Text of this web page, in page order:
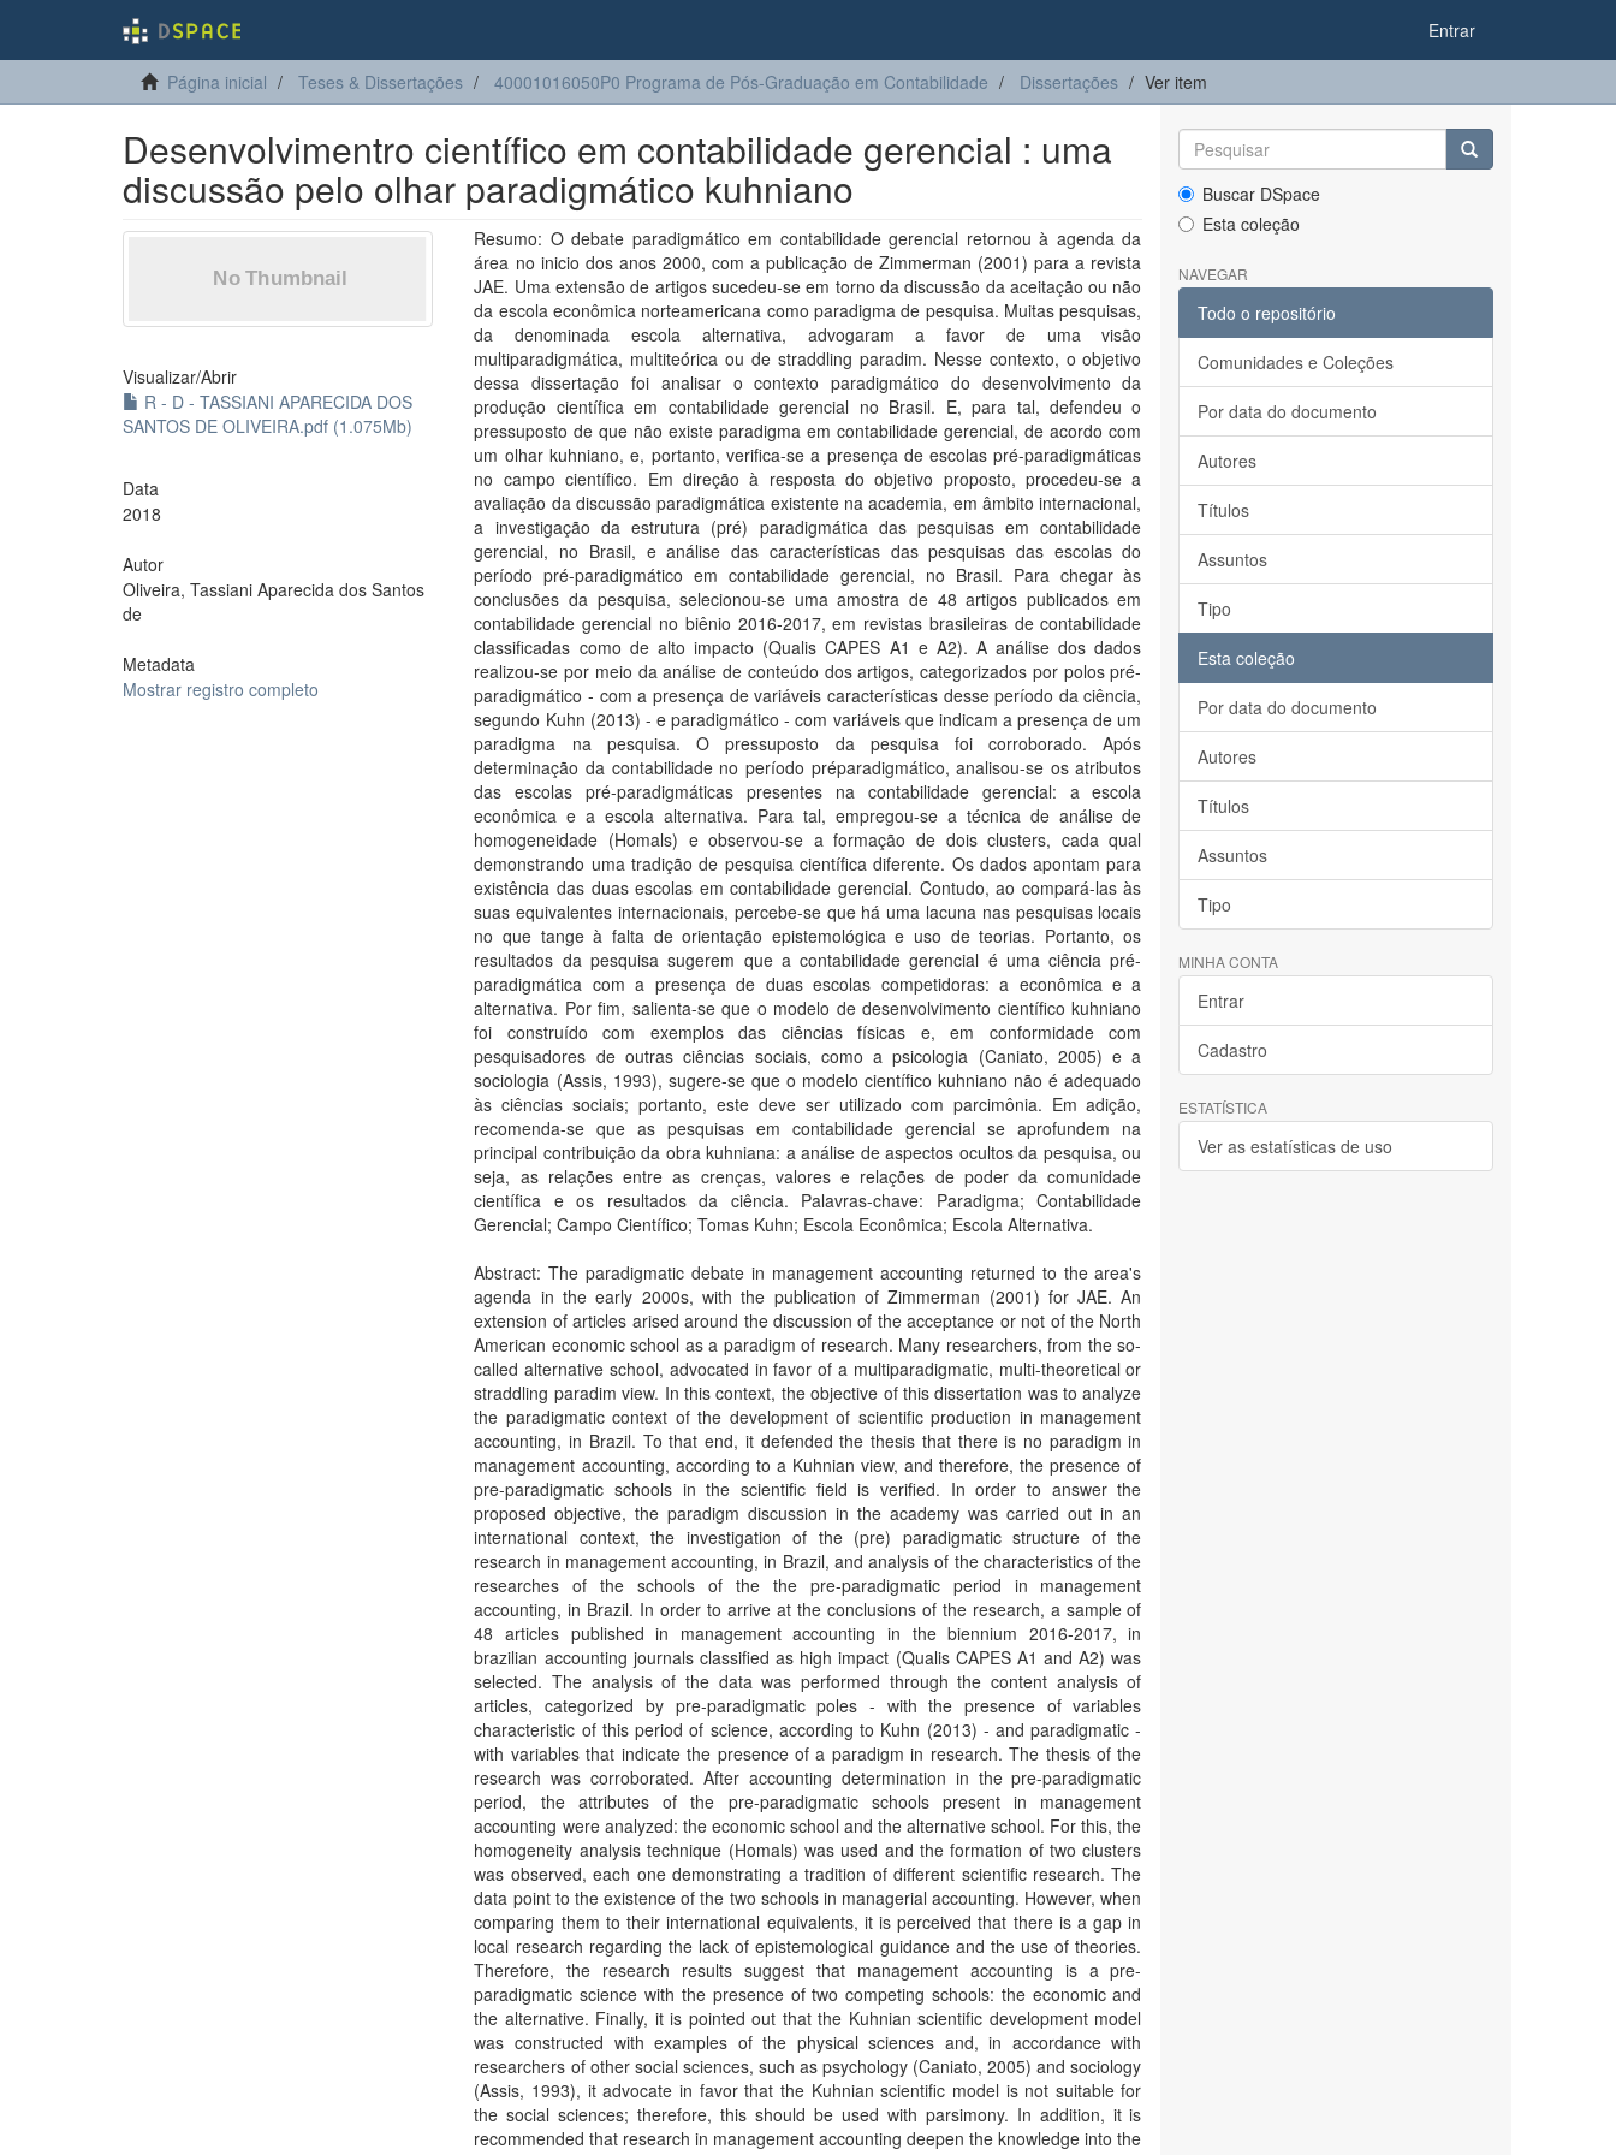
Entrar
Página inicial Teses & Dissertações 40001016050P0 Programa de Pós-Graduação em Contabilidade Dissertações Ver item
Desenvolvimentro científico em contabilidade gerencial : uma
discussão pelo olhar paradigmático kuhniano
Visualizar/Abrir
R - D - TASSIANI APARECIDA DOS
SANTOS DE OLIVEIRA.pdf (1.075Mb)
Data
2018
Autor
Oliveira, Tassiani Aparecida dos Santos
de
Metadata
Mostrar registro completo
Resumo: O debate paradigmático em contabilidade gerencial retornou à agenda da
área no inicio dos anos 2000, com a publicação de Zimmerman (2001) para a revista
JAE. Uma extensão de artigos sucedeu-se em torno da discussão da aceitação ou não
da escola econômica norteamericana como paradigma de pesquisa. Muitas pesquisas,
da denominada escola alternativa, advogaram a favor de uma visão
multiparadigmática, multiteórica ou de straddling paradim. Nesse contexto, o objetivo
dessa dissertação foi analisar o contexto paradigmático do desenvolvimento da
produção científica em contabilidade gerencial no Brasil. E, para tal, defendeu o
pressuposto de que não existe paradigma em contabilidade gerencial, de acordo com
um olhar kuhniano, e, portanto, verifica-se a presença de escolas pré-paradigmáticas
no campo científico. Em direção à resposta do objetivo proposto, procedeu-se a
avaliação da discussão paradigmática existente na academia, em âmbito internacional,
a investigação da estrutura (pré) paradigmática das pesquisas em contabilidade
gerencial, no Brasil, e análise das características das pesquisas das escolas do
período pré-paradigmático em contabilidade gerencial, no Brasil. Para chegar às
conclusões da pesquisa, selecionou-se uma amostra de 48 artigos publicados em
contabilidade gerencial no biênio 2016-2017, em revistas brasileiras de contabilidade
classificadas como de alto impacto (Qualis CAPES A1 e A2). A análise dos dados
realizou-se por meio da análise de conteúdo dos artigos, categorizados por polos pré-
paradigmático - com a presença de variáveis características desse período da ciência,
segundo Kuhn (2013) - e paradigmático - com variáveis que indicam a presença de um
paradigma na pesquisa. O pressuposto da pesquisa foi corroborado. Após
determinação da contabilidade no período préparadigmático, analisou-se os atributos
das escolas pré-paradigmáticas presentes na contabilidade gerencial: a escola
econômica e a escola alternativa. Para tal, empregou-se a técnica de análise de
homogeneidade (Homals) e observou-se a formação de dois clusters, cada qual
demonstrando uma tradição de pesquisa científica diferente. Os dados apontam para
existência das duas escolas em contabilidade gerencial. Contudo, ao compará-las às
suas equivalentes internacionais, percebe-se que há uma lacuna nas pesquisas locais
no que tange à falta de orientação epistemológica e uso de teorias. Portanto, os
resultados da pesquisa sugerem que a contabilidade gerencial é uma ciência pré-
paradigmática com a presença de duas escolas competidoras: a econômica e a
alternativa. Por fim, salienta-se que o modelo de desenvolvimento científico kuhniano
foi construído com exemplos das ciências físicas e, em conformidade com
pesquisadores de outras ciências sociais, como a psicologia (Caniato, 2005) e a
sociologia (Assis, 1993), sugere-se que o modelo científico kuhniano não é adequado
às ciências sociais; portanto, este deve ser utilizado com parcimônia. Em adição,
recomenda-se que as pesquisas em contabilidade gerencial se aprofundem na
principal contribuição da obra kuhniana: a análise de aspectos ocultos da pesquisa, ou
seja, as relações entre as crenças, valores e relações de poder da comunidade
científica e os resultados da ciência. Palavras-chave: Paradigma; Contabilidade
Gerencial; Campo Científico; Tomas Kuhn; Escola Econômica; Escola Alternativa.
Abstract: The paradigmatic debate in management accounting returned to the area's
agenda in the early 2000s, with the publication of Zimmerman (2001) for JAE. An
extension of articles arised around the discussion of the acceptance or not of the North
American economic school as a paradigm of research. Many researchers, from the so-
called alternative school, advocated in favor of a multiparadigmatic, multi-theoretical or
straddling paradim view. In this context, the objective of this dissertation was to analyze
the paradigmatic context of the development of scientific production in management
accounting, in Brazil. To that end, it defended the thesis that there is no paradigm in
management accounting, according to a Kuhnian view, and therefore, the presence of
pre-paradigmatic schools in the scientific field is verified. In order to answer the
proposed objective, the paradigm discussion in the academy was carried out in an
international context, the investigation of the (pre) paradigmatic structure of the
research in management accounting, in Brazil, and analysis of the characteristics of the
researches of the schools of the the pre-paradigmatic period in management
accounting, in Brazil. In order to arrive at the conclusions of the research, a sample of
48 articles published in management accounting in the biennium 2016-2017, in
brazilian accounting journals classified as high impact (Qualis CAPES A1 and A2) was
selected. The analysis of the data was performed through the content analysis of
articles, categorized by pre-paradigmatic poles - with the presence of variables
characteristic of this period of science, according to Kuhn (2013) - and paradigmatic -
with variables that indicate the presence of a paradigm in research. The thesis of the
research was corroborated. After accounting determination in the pre-paradigmatic
period, the attributes of the pre-paradigmatic schools present in management
accounting were analyzed: the economic school and the alternative school. For this, the
homogeneity analysis technique (Homals) was used and the formation of two clusters
was observed, each one demonstrating a tradition of different scientific research. The
data point to the existence of the two schools in managerial accounting. However, when
comparing them to their international equivalents, it is perceived that there is a gap in
local research regarding the lack of epistemological guidance and the use of theories.
Therefore, the research results suggest that management accounting is a pre-
paradigmatic science with the presence of two competing schools: the economic and
the alternative. Finally, it is pointed out that the Kuhnian scientific development model
was constructed with examples of the physical sciences and, in accordance with
researchers of other social sciences, such as psychology (Caniato, 2005) and sociology
(Assis, 1993), it advocate in favor that the Kuhnian scientific model is not suitable for
the social sciences; therefore, this should be used with parsimony. In addition, it is
recommended that research in management accounting deepen the knowledge into the
Buscar DSpace
Esta coleção
NAVEGAR
Todo o repositório
Comunidades e Coleções
Por data do documento
Autores
Títulos
Assuntos
Tipo
Esta coleção
Por data do documento
Autores
Títulos
Assuntos
Tipo
MINHA CONTA
Entrar
Cadastro
ESTATÍSTICA
Ver as estatísticas de uso